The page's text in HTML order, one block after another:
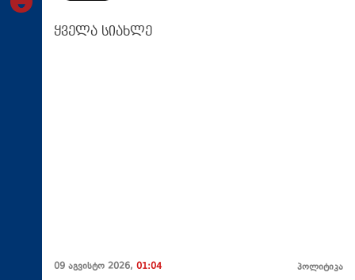
ყველა სიახლე
09 აგვისტო 2026, 01:04 პოლიტიკა